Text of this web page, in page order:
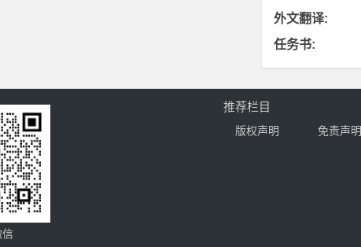
外文翻译:
任务书:
信
推荐栏目
版权声明 免责声明